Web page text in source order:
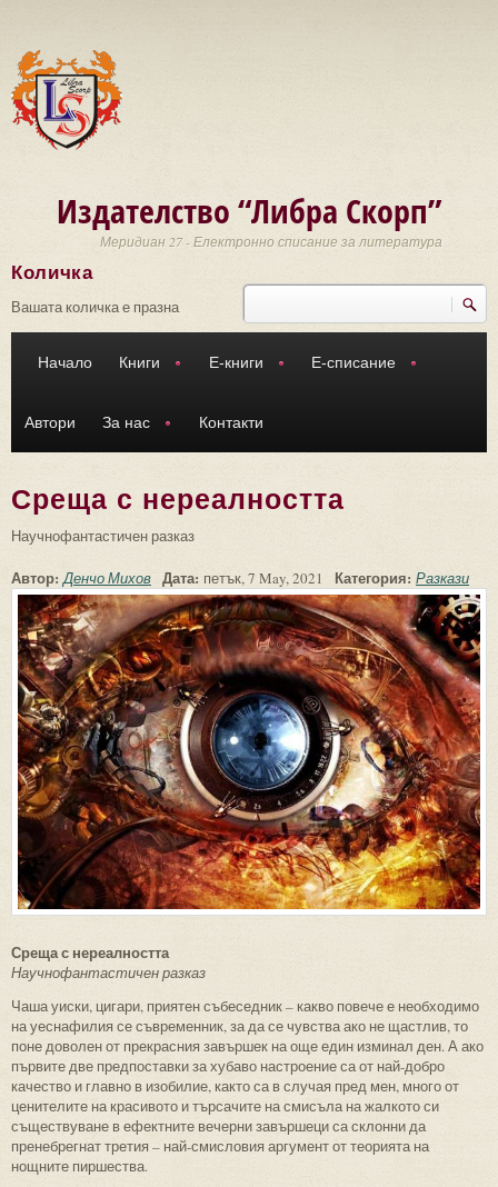
Издателство “Либра Скорп”
Меридиан 27 - Електронно списание за литература
Търси
Количка
Вашата количка е празна
Начало Книги Е-книги Е-списание
Автори За нас Контакти
Среща с нереалността
Научнофантастичен разказ
Автор:Денчо Михов Дата: петък, 7 May, 2021 Категория: Разкази
Среща с нереалността
Научнофантастичен разказ
Чаша уиски, цигари, приятен събеседник – какво повече е необходимо
на уеснафилия се съвременник, за да се чувства ако не щастлив, то
поне доволен от прекрасния завършек на още един изминал ден. А ако
първите две предпоставки за хубаво настроение са от най-добро
качество и главно в изобилие, както са в случая пред мен, много от
ценителите на красивото и търсачите на смисъла на жалкото си
съществуване в ефектните вечерни завършеци са склонни да
пренебрегнат третия – най-смисловия аргумент от теорията на
нощните пиршества.